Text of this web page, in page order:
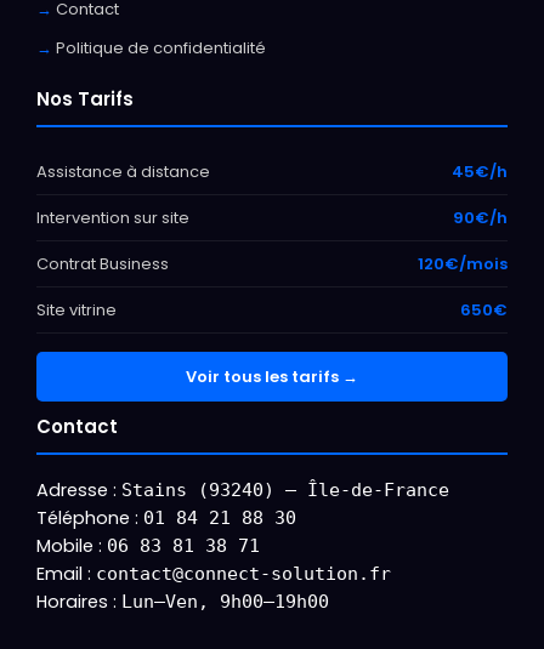
Contact
Politique de confidentialité
Nos Tarifs
Assistance à distance
45€/h
Intervention sur site
90€/h
Contrat Business
120€/mois
Site vitrine
650€
Voir tous les tarifs →
Contact
Adresse : Stains (93240) — Île-de-France
Téléphone : 01 84 21 88 30
Mobile : 06 83 81 38 71
Email : contact@connect-solution.fr
Horaires : Lun–Ven, 9h00–19h00